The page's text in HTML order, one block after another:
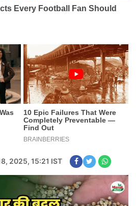
2025, 15:21 IST